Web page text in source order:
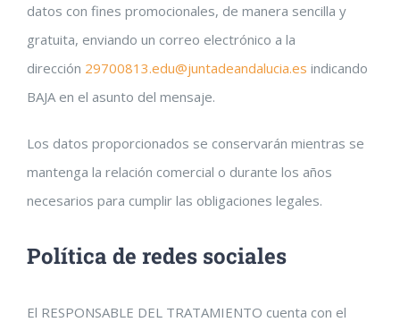
datos con fines promocionales, de manera sencilla y
gratuita, enviando un correo electrónico a la
dirección 29700813.edu@juntadeandalucia.es indicando
BAJA en el asunto del mensaje.
Los datos proporcionados se conservarán mientras se
mantenga la relación comercial o durante los años
necesarios para cumplir las obligaciones legales.
Política de redes sociales
El RESPONSABLE DEL TRATAMIENTO cuenta con el